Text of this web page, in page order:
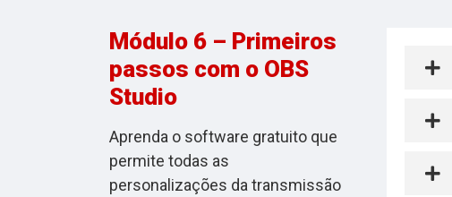
Módulo 6 – Primeiros
passos com o OBS
Studio
Aprenda o software gratuito que
permite todas as
personalizações da transmissão